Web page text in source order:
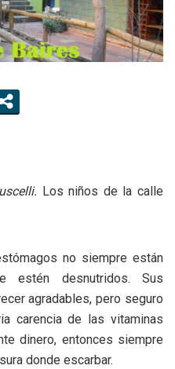
Los niños de la calle
no siempre están
estén desnutridos. Sus
agradables, pero seguro
carencia de las vitaminas
dinero, entonces siempre
donde escarbar.